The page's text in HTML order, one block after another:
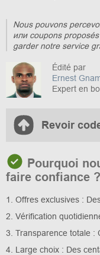
Nous pouvons
или coupons
garder notre service
Édité par
Ernest
Expert en
Revoir
Pourquoi
faire confiance ?
1. Offres exclusives :
2. Vérification
3. Transparence totale :
4. Large choix : Des